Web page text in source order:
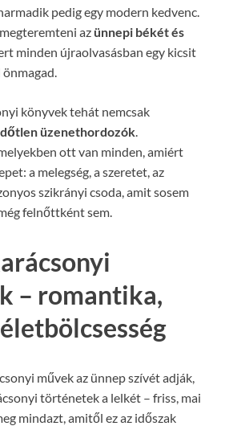
pedig egy modern kedvenc.
az ünnepi békét és
minden újraolvasásban egy kicsit
könyvek tehát nemcsak
üzenethordozók.
ott van minden, amiért
a melegség, a szeretet, az
szikrányi csoda, amit sosem
felnőttként sem.
– romantika,
művek az ünnep szívét adják,
történetek a lelkét – friss, mai
mindazt, amitől ez az időszak